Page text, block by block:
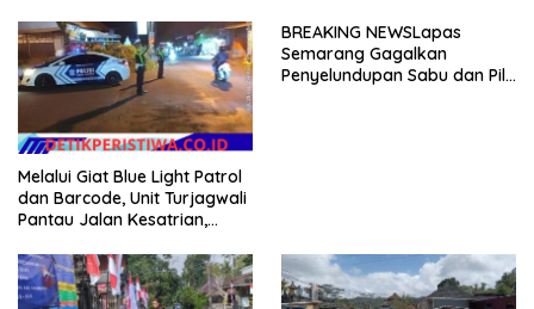
Dikelola Langsung
Pemerintah Pusat
Tangerang Tahun 2026
Melalui Giat Blue Light Patrol
dan Barcode, Unit Turjagwali
Pantau Jalan Kesatrian,
BREAKING NEWSLapas
Semarang Gagalkan
Penyelundupan Sabu dan Pil